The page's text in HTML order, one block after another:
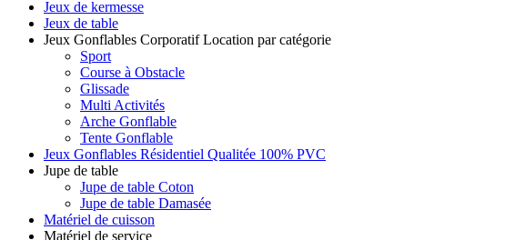
Jeux de kermesse
Jeux de table
Jeux Gonflables Corporatif Location par catégorie
Sport
Course à Obstacle
Glissade
Multi Activités
Arche Gonflable
Tente Gonflable
Jeux Gonflables Résidentiel Qualitée 100% PVC
Jupe de table
Jupe de table Coton
Jupe de table Damasée
Matériel de cuisson
Matériel de service